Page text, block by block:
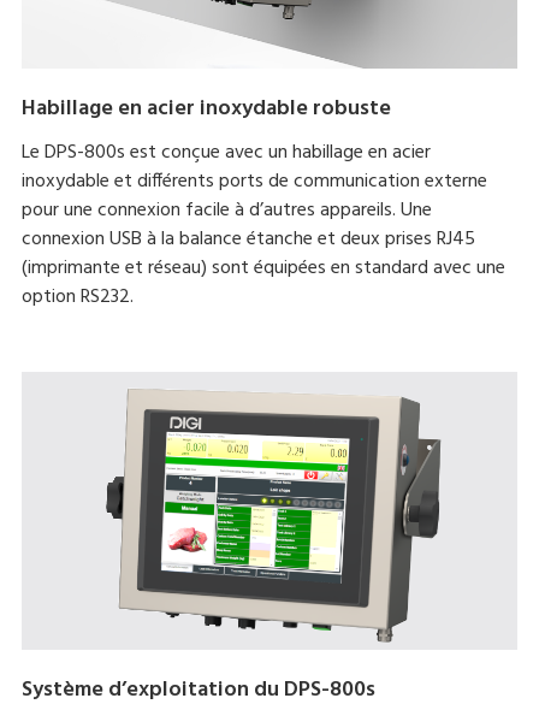
Habillage en acier inoxydable robuste
Le DPS-800s est conçue avec un habillage en acier
inoxydable et différents ports de communication externe
pour une connexion facile à d’autres appareils. Une
connexion USB à la balance étanche et deux prises RJ45
(imprimante et réseau) sont équipées en standard avec une
option RS232.
Système d’exploitation du DPS-800s